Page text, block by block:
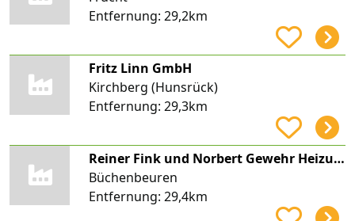
Entfernung: 29,2km
Fritz Linn GmbH
Kirchberg (Hunsrück)
Entfernung: 29,3km
Reiner Fink und Norbert Gewehr Heizungsbau
Büchenbeuren
Entfernung: 29,4km